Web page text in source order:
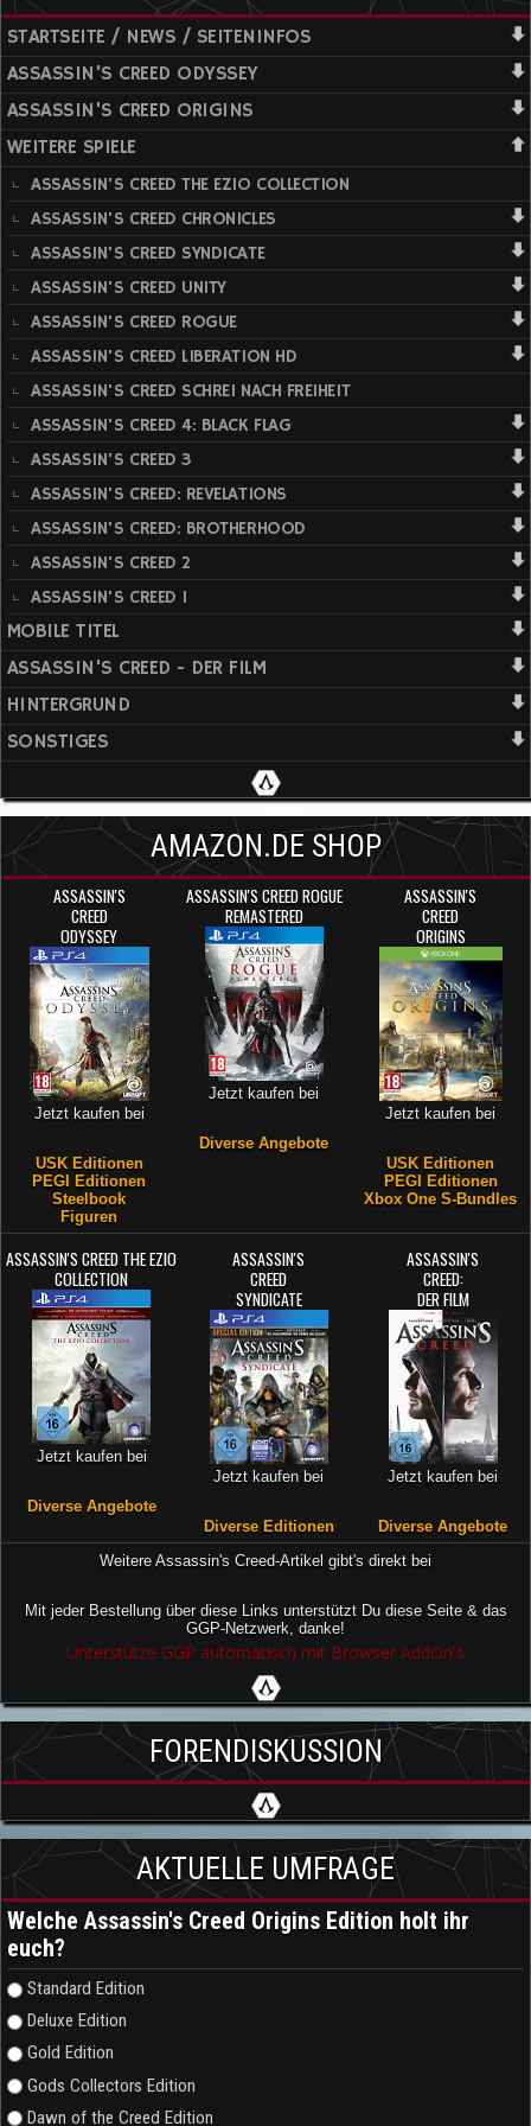
STARTSEITE / NEWS / SEITENINFOS
ASSASSIN'S CREED ODYSSEY
ASSASSIN'S CREED ORIGINS
WEITERE SPIELE
ASSASSIN'S CREED THE EZIO COLLECTION
ASSASSIN'S CREED CHRONICLES
ASSASSIN'S CREED SYNDICATE
ASSASSIN'S CREED UNITY
ASSASSIN'S CREED ROGUE
ASSASSIN'S CREED LIBERATION HD
ASSASSIN'S CREED SCHREI NACH FREIHEIT
ASSASSIN'S CREED 4: BLACK FLAG
ASSASSIN'S CREED 3
ASSASSIN'S CREED: REVELATIONS
ASSASSIN'S CREED: BROTHERHOOD
ASSASSIN'S CREED 2
ASSASSIN'S CREED 1
MOBILE TITEL
ASSASSIN'S CREED - DER FILM
HINTERGRUND
SONSTIGES
AMAZON.DE SHOP
ASSASSIN'S
CREED
ODYSSEY
Jetzt kaufen bei
USK Editionen
PEGI Editionen
Steelbook
Figuren
ASSASSIN'S CREED ROGUE
REMASTERED
Jetzt kaufen bei
Diverse Angebote
ASSASSIN'S
CREED
ORIGINS
Jetzt kaufen bei
USK Editionen
PEGI Editionen
Xbox One S-Bundles
ASSASSIN'S CREED THE EZIO
COLLECTION
Jetzt kaufen bei
Diverse Angebote
ASSASSIN'S
CREED
SYNDICATE
Jetzt kaufen bei
Diverse Editionen
ASSASSIN'S
CREED:
DER FILM
Jetzt kaufen bei
Diverse Angebote
Weitere Assassin's Creed-Artikel gibt's direkt bei
Mit jeder Bestellung über diese Links unterstützt Du diese Seite & das
GGP-Netzwerk, danke!
Unterstütze GGP automatisch mit Browser AddOn's
FORENDISKUSSION
AKTUELLE UMFRAGE
Welche Assassin's Creed Origins Edition holt ihr
euch?
Auswahlmöglichkeiten
Standard Edition
Deluxe Edition
Gold Edition
Gods Collectors Edition
Dawn of the Creed Edition